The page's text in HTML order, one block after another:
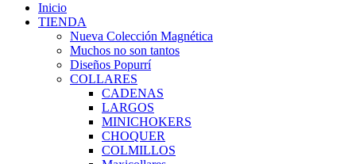
Inicio
TIENDA
Nueva Colección Magnética
Muchos no son tantos
Diseños Popurrí
COLLARES
CADENAS
LARGOS
MINICHOKERS
CHOQUER
COLMILLOS